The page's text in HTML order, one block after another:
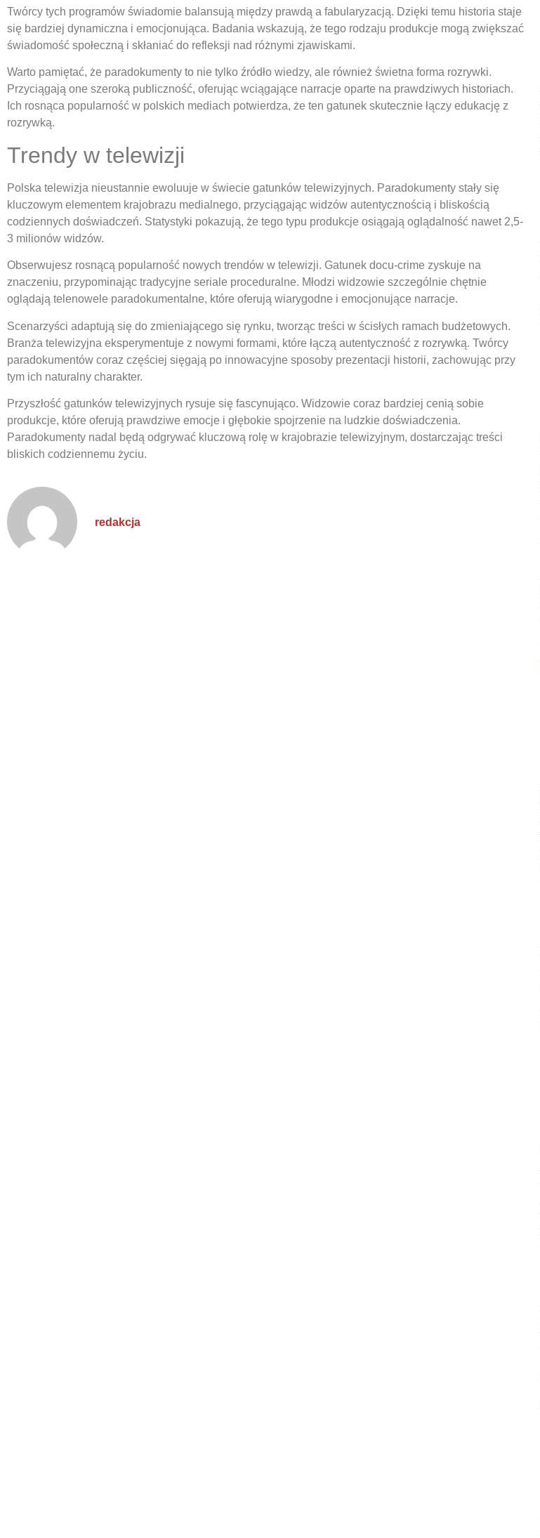
Twórcy tych programów świadomie balansują między prawdą a fabularyzacją. Dzięki temu historia staje
się bardziej dynamiczna i emocjonująca. Badania wskazują, że tego rodzaju produkcje mogą zwiększać
świadomość społeczną i skłaniać do refleksji nad różnymi zjawiskami.
Warto pamiętać, że paradokumenty to nie tylko źródło wiedzy, ale również świetna forma rozrywki.
Przyciągają one szeroką publiczność, oferując wciągające narracje oparte na prawdziwych historiach.
Ich rosnąca popularność w polskich mediach potwierdza, że ten gatunek skutecznie łączy edukację z
rozrywką.
Trendy w telewizji
Polska telewizja nieustannie ewoluuje w świecie gatunków telewizyjnych. Paradokumenty stały się
kluczowym elementem krajobrazu medialnego, przyciągając widzów autentycznością i bliskością
codziennych doświadczeń. Statystyki pokazują, że tego typu produkcje osiągają oglądalność nawet 2,5-
3 milionów widzów.
Obserwujesz rosnącą popularność nowych trendów w telewizji. Gatunek docu-crime zyskuje na
znaczeniu, przypominając tradycyjne seriale proceduralne. Młodzi widzowie szczególnie chętnie
oglądają telenowele paradokumentalne, które oferują wiarygodne i emocjonujące narracje.
Scenarzyści adaptują się do zmieniającego się rynku, tworząc treści w ścisłych ramach budżetowych.
Branża telewizyjna eksperymentuje z nowymi formami, które łączą autentyczność z rozrywką. Twórcy
paradokumentów coraz częściej sięgają po innowacyjne sposoby prezentacji historii, zachowując przy
tym ich naturalny charakter.
Przyszłość gatunków telewizyjnych rysuje się fascynująco. Widzowie coraz bardziej cenią sobie
produkcje, które oferują prawdziwe emocje i głębokie spojrzenie na ludzkie doświadczenia.
Paradokumenty nadal będą odgrywać kluczową rolę w krajobrazie telewizyjnym, dostarczając treści
bliskich codziennemu życiu.
redakcja